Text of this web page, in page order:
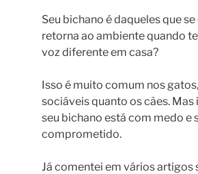
Seu bichano é daqueles que
retorna ao ambiente quando
voz diferente em casa?
Isso é muito comum nos
sociáveis quanto os cães.
seu bichano está com medo
comprometido.
Já comentei em vários